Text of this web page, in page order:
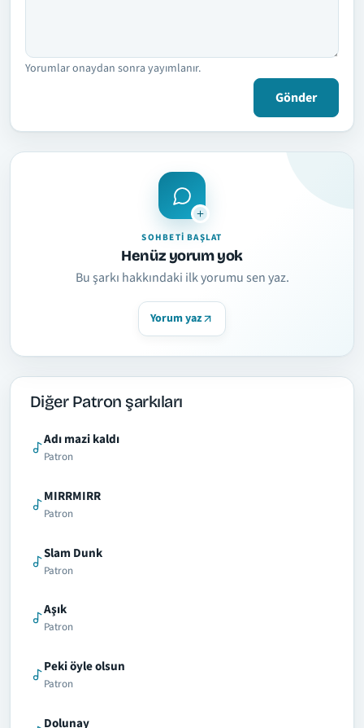
Yorumlar onaydan sonra yayımlanır.
Gönder
SOHBETI BAŞLAT
Henüz yorum yok
Bu şarkı hakkındaki ilk yorumu sen yaz.
Yorum yaz
Diğer Patron şarkıları
Adı mazi kaldı
Patron
MIRRMIRR
Patron
Slam Dunk
Patron
Aşık
Patron
Peki öyle olsun
Patron
Dolunay